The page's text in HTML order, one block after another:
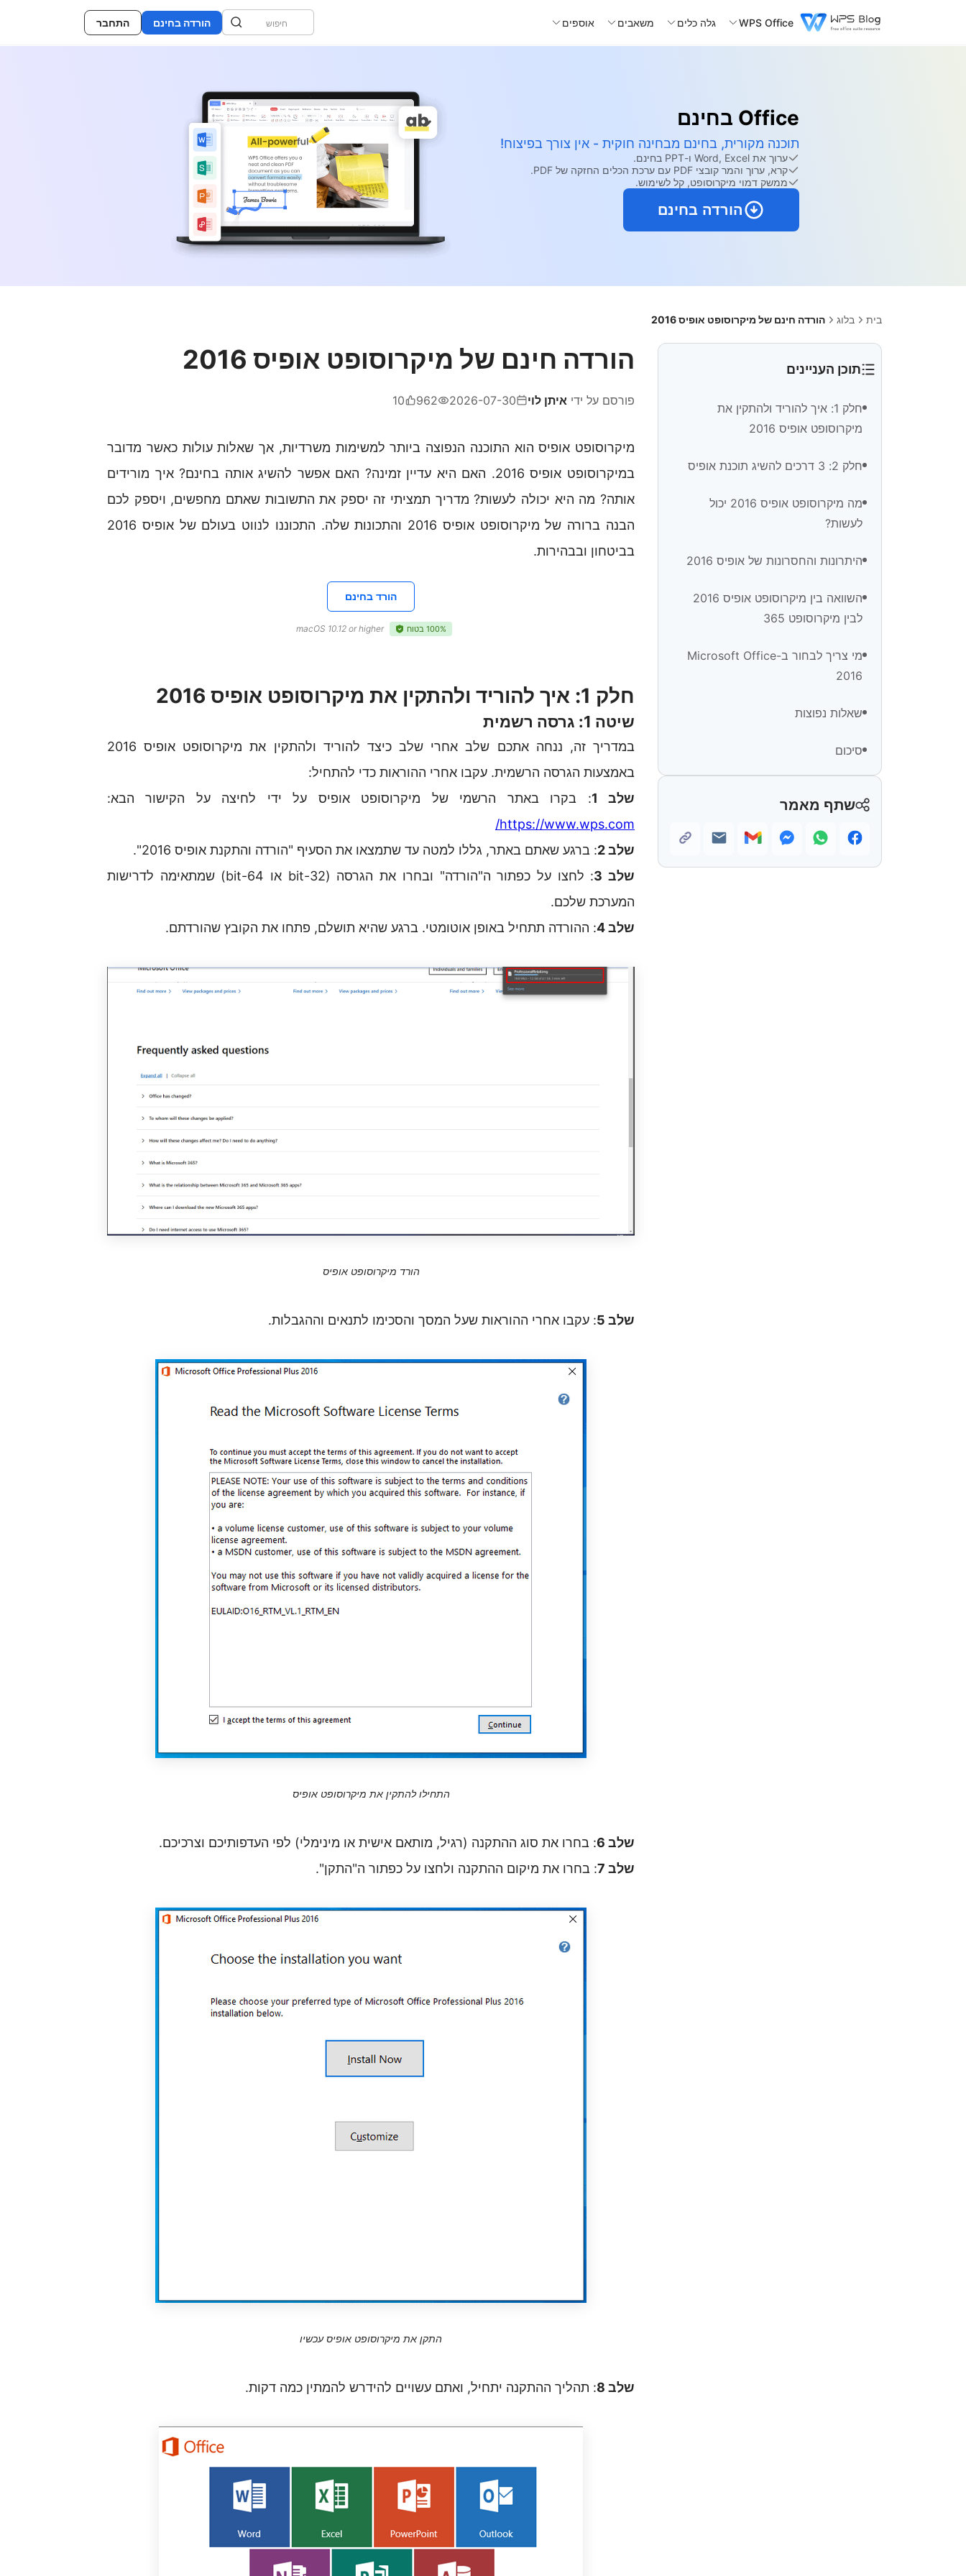
WPS Office גלה כלים משאבים אוספים הורדה בחינם התחבר
Office בחינם
תוכנה מקורית, בחינם מבחינה חוקית - אין צורך בפיצוח!
ערוך את Word, Excel ו-PPT בחינם.
קרא, ערוך והמר קובצי PDF עם ערכת הכלים החזקה של PDF.
ממשק דמוי מיקרוסופט, קל לשימוש.
הורדה בחינם
בית בלוג הורדה חינם של מיקרוסופט אופיס 2016
תוכן העניינים
חלק 1: איך להוריד ולהתקין את
מיקרוסופט אופיס 2016
חלק 2: 3 דרכים להשיג תוכנת אופיס
מה מיקרוסופט אופיס 2016 יכול
לעשות?
היתרונות והחסרונות של אופיס 2016
השוואה בין מיקרוסופט אופיס 2016
לבין מיקרוסופט 365
מי צריך לבחור ב-Microsoft Office
2016
שאלות נפוצות
סיכום
שתף מאמר
הורדה חינם של מיקרוסופט אופיס 2016
פורסם על ידי איתן לוי 2026-07-30
962
10
מיקרוסופט אופיס הוא התוכנה הנפוצה ביותר למשימות משרדיות, אך שאלות עולות כאשר מדובר
במיקרוסופט אופיס 2016. האם היא עדיין זמינה? האם אפשר להשיג אותה בחינם? איך מורידים
אותה? מה היא יכולה לעשות? מדריך תמציתי זה יספק את התשובות שאתם מחפשים, ויספק לכם
הבנה ברורה של מיקרוסופט אופיס 2016 והתכונות שלה. התכוננו לנווט בעולם של אופיס 2016
בביטחון ובבהירות.
הורד בחינם
100% בטוח macOS 10.12 or higher
חלק 1: איך להוריד ולהתקין את מיקרוסופט אופיס 2016
שיטה 1: גרסה רשמית
במדריך זה, ננחה אתכם שלב אחרי שלב כיצד להוריד ולהתקין את מיקרוסופט אופיס 2016
באמצעות הגרסה הרשמית. עקבו אחרי ההוראות כדי להתחיל:
שלב 1: בקרו באתר הרשמי של מיקרוסופט אופיס על ידי לחיצה על הקישור הבא:
https://www.wps.com/
שלב2: ברגע שאתם באתר, גללו למטה עד שתמצאו את הסעיף "הורדה והתקנת אופיס 2016".
שלב 3
: לחצו על כפתור ה"הורדה" ובחרו את הגרסה (32-bit או 64-bit) שמתאימה לדרישות
המערכת שלכם.
שלב4: ההורדה תתחיל באופן אוטומטי. ברגע שהיא תושלם, פתחו את הקובץ שהורדתם.
הורד מיקרוסופט אופיס
שלב 5 : עקבו אחרי ההוראות שעל המסך והסכימו לתנאים וההגבלות.
התחילו להתקין את מיקרוסופט אופיס
שלב 6
: בחרו את סוג ההתקנה (רגיל, מותאם אישית או מינימלי) לפי העדפותיכם וצרכיכם.
שלב 7: בחרו את מיקום ההתקנה ולחצו על כפתור ה"התקן".
התקן את מיקרוסופט אופיס עכשיו
שלב 8: תהליך ההתקנה יתחיל, ואתם עשויים להידרש להמתין כמה דקות.